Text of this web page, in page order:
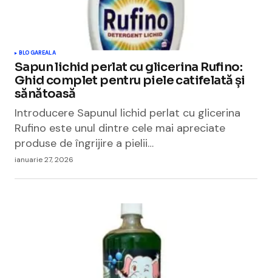
BLOGAREALA
Sapun lichid perlat cu glicerina Rufino:
Ghid complet pentru piele catifelată și
sănătoasă
Introducere Sapunul lichid perlat cu glicerina
Rufino este unul dintre cele mai apreciate
produse de îngrijire a pielii…
ianuarie 27, 2026